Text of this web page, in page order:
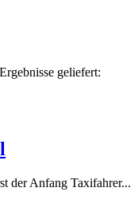
geliefert:
der Anfang Taxifahrer...